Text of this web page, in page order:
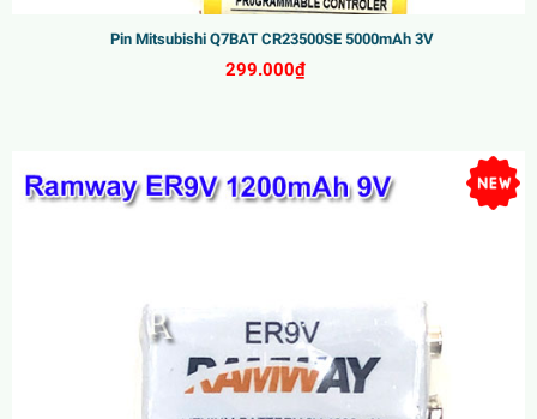
Pin Mitsubishi Q7BAT CR23500SE 5000mAh 3V
299.000₫